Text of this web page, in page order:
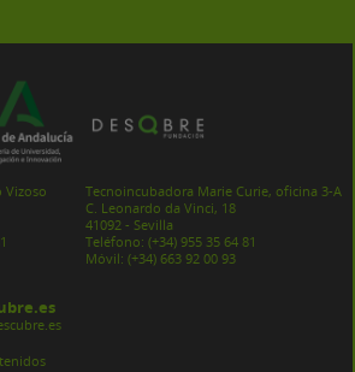
Vizoso
Tecnoincubadora Marie Curie, oficina 3-A
C. Leonardo da Vinci, 18
41092 - Sevilla
Teléfono: (+34) 955 35 64 81
Móvil: (+34) 663 92 00 93